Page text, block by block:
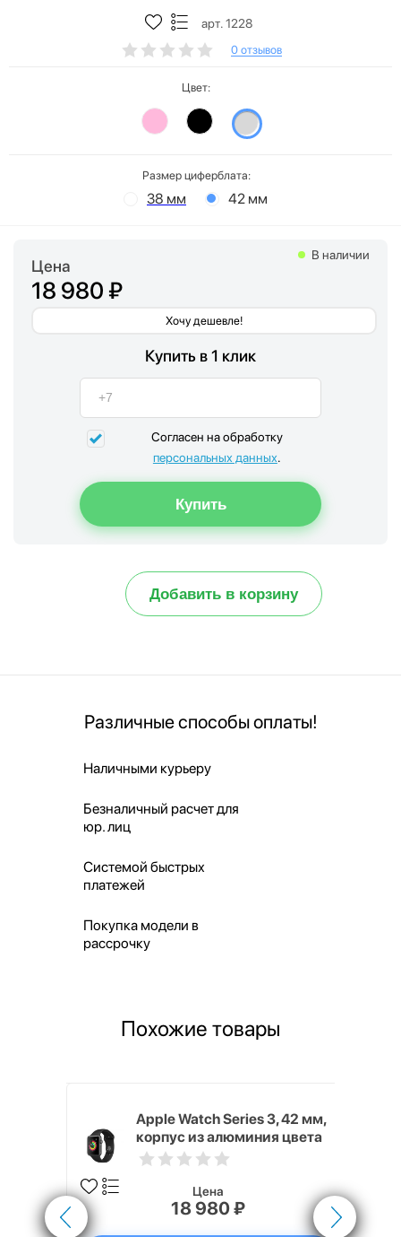
арт. 1228
0 отзывов
Цвет:
Размер циферблата:
38 мм 42 мм
Цена
18 980 ₽
Хочу дешевле!
В наличии
Купить в 1 клик
Согласен на обработку
персональных данных.
Добавить в корзину
Различные способы оплаты!
Наличными курьеру
Безналичный расчет для
юр. лиц
Системой быстрых
платежей
Покупка модели в
рассрочку
Похожие товары
Apple Watch Series 3, 42 мм,
корпус из алюминия цвета
«серый космос»,
чёрного цвета
Цена
18 980 ₽